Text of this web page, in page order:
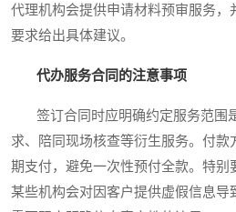
代理机构会提供申请材料预审服务，
要求给出具体建议。
代办服务合同的注意事项
签订合同时应明确约定服务范围
求、陪同现场核查等衍生服务。付款
期支付，避免一次性预付全款。特别
某些机构会对因客户提供虚假信息导